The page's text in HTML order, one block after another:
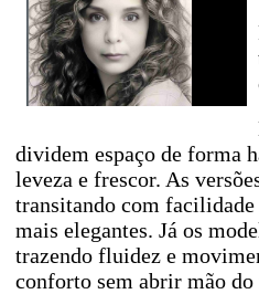
dividem espaço de forma
leveza e frescor. As
transitando com
mais elegantes. Já os
trazendo fluidez e
conforto sem abrir mão